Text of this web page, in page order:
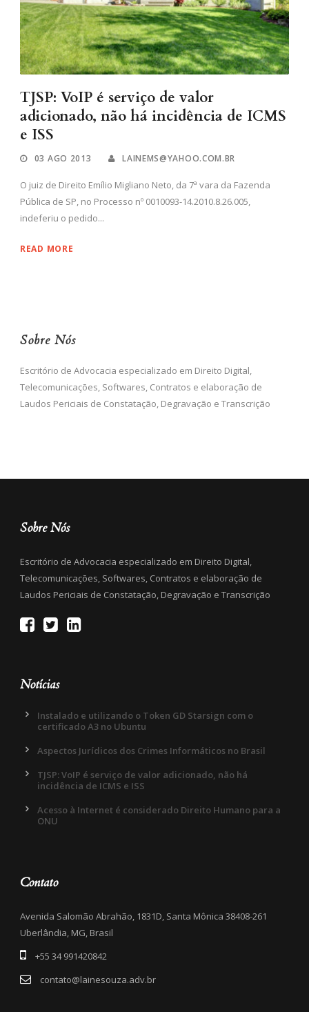
TJSP: VoIP é serviço de valor
adicionado, não há incidência de ICMS
e ISS
03 AGO 2013 LAINEMS@YAHOO.COM.BR
O juiz de Direito Emílio Migliano Neto, da 7ª vara da Fazenda
Pública de SP, no Processo nº 0010093-14.2010.8.26.005,
indeferiu o pedido...
READ MORE
Sobre Nós
Escritório de Advocacia especializado em Direito Digital,
Telecomunicações, Softwares, Contratos e elaboração de
Laudos Periciais de Constatação, Degravação e Transcrição
Sobre Nós
Escritório de Advocacia especializado em Direito Digital,
Telecomunicações, Softwares, Contratos e elaboração de
Laudos Periciais de Constatação, Degravação e Transcrição
Notícias
Instalado e utilizando o Token GD Starsign com o
certificado A3 no Ubuntu
Aspectos Jurídicos dos Crimes Informáticos no Brasil
TJSP: VoIP é serviço de valor adicionado, não há
incidência de ICMS e ISS
Acesso à Internet é considerado Direito Humano para a
ONU
Contato
Avenida Salomão Abrahão, 1831D, Santa Mônica 38408-261
Uberlândia, MG, Brasil
+55 34 991420842
contato@lainesouza.adv.br